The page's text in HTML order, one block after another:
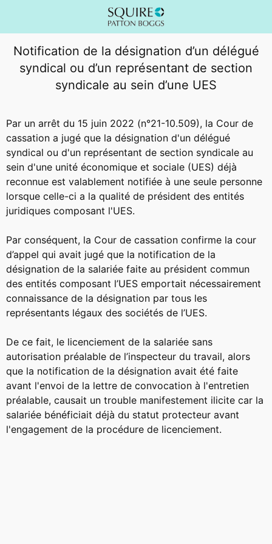
Notification de la désignation d’un délégué
syndical ou d’un représentant de section
syndicale au sein d’une UES
Par un arrêt du 15 juin 2022 (n°21-10.509), la Cour de
cassation a jugé que la désignation d'un délégué
syndical ou d'un représentant de section syndicale au
sein d'une unité économique et sociale (UES) déjà
reconnue est valablement notifiée à une seule personne
lorsque celle-ci a la qualité de président des entités
juridiques composant l'UES.
Par conséquent, la Cour de cassation confirme la cour
d’appel qui avait jugé que la notification de la
désignation de la salariée faite au président commun
des entités composant l’UES emportait nécessairement
connaissance de la désignation par tous les
représentants légaux des sociétés de l’UES.
De ce fait, le licenciement de la salariée sans
autorisation préalable de l’inspecteur du travail, alors
que la notification de la désignation avait été faite
avant l'envoi de la lettre de convocation à l'entretien
préalable, causait un trouble manifestement ilicite car la
salariée bénéficiait déjà du statut protecteur avant
l'engagement de la procédure de licenciement.